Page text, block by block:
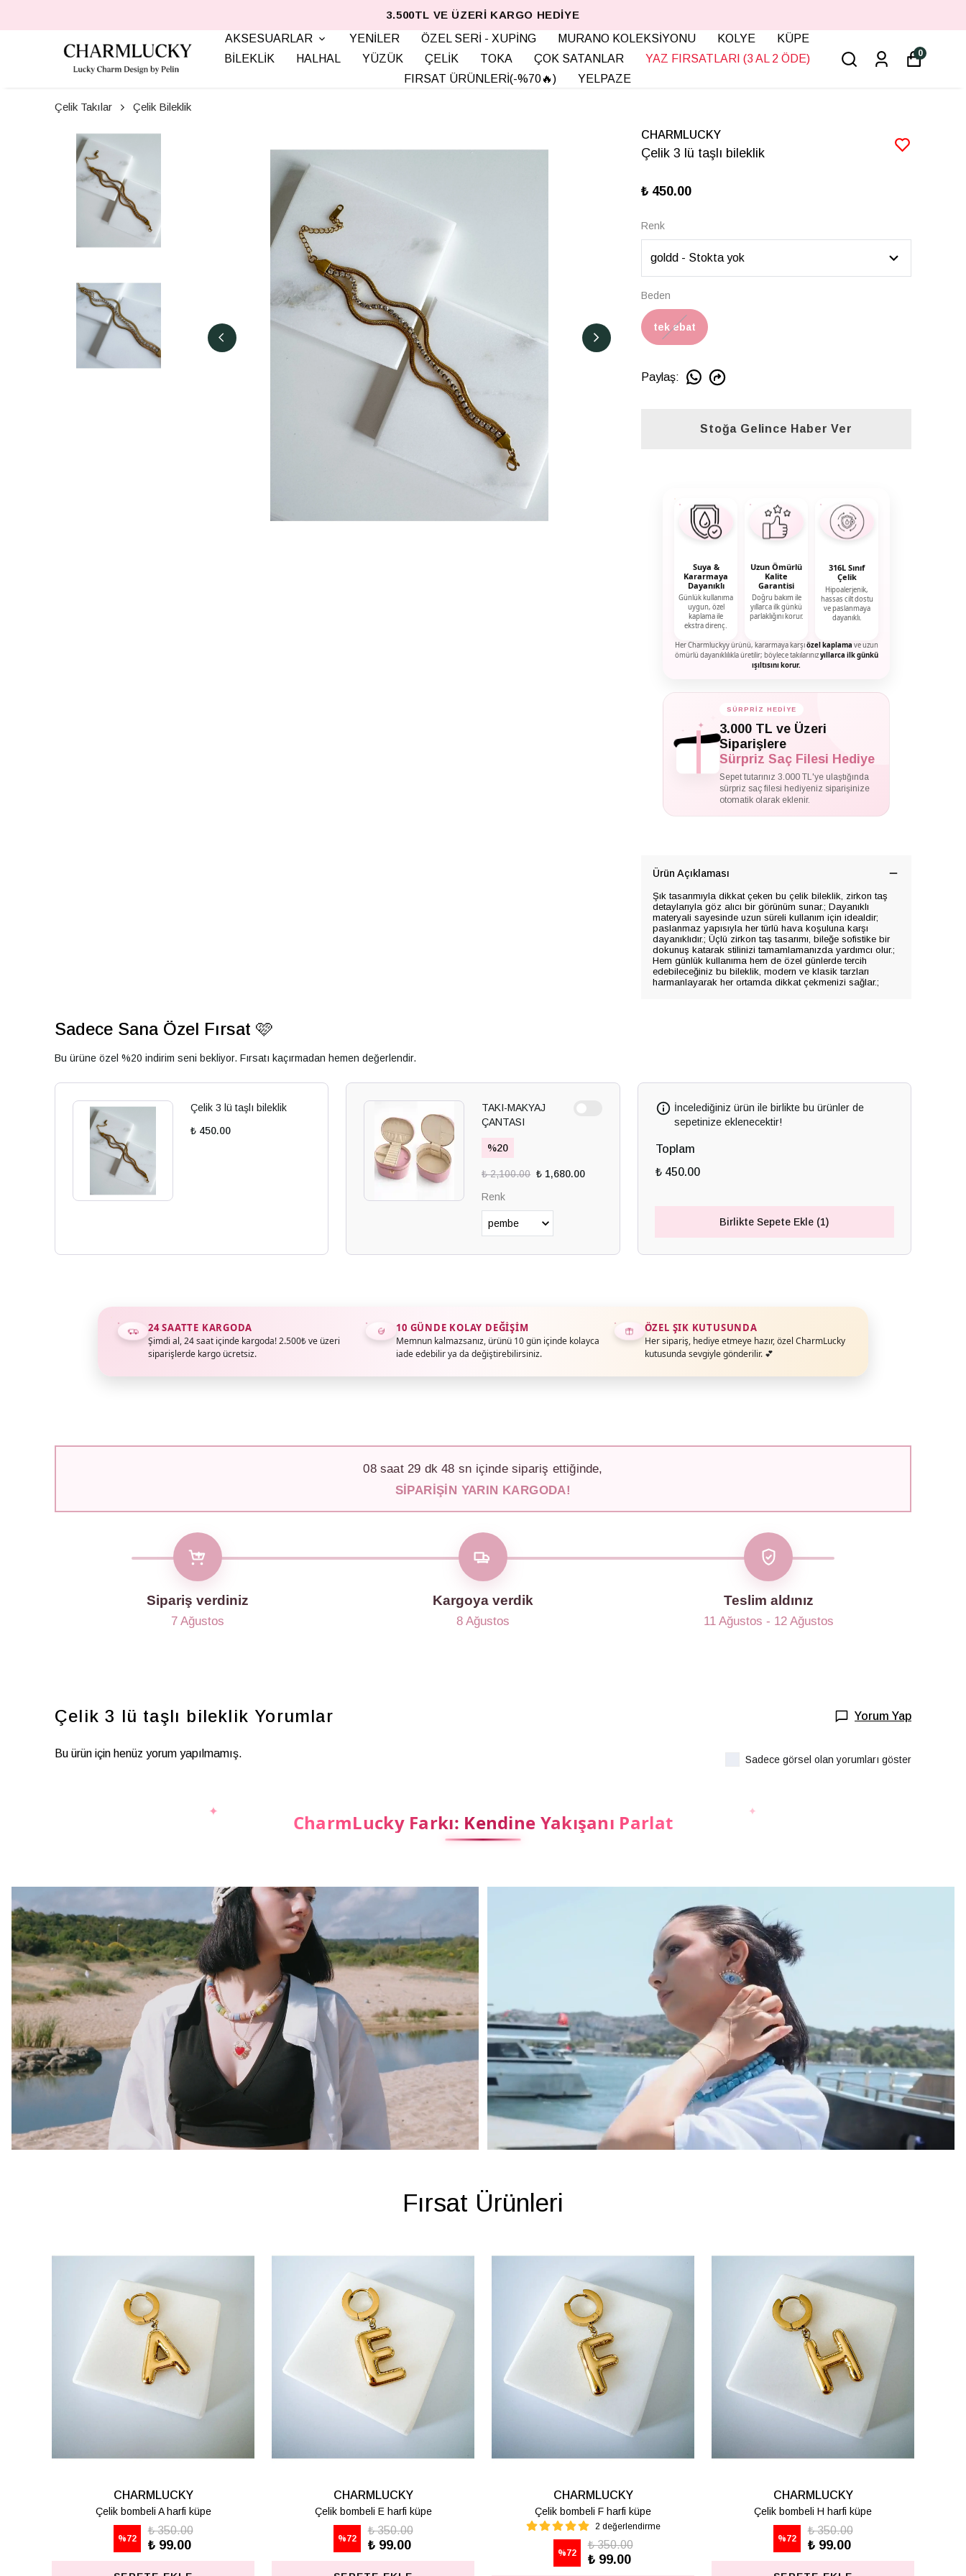
3.500TL VE ÜZERI KARGO HEDIYE
AKSESUARLAR
YENİLER ÖZEL SERİ - XUPİNG MURANO KOLEKSİYONU KOLYE
KÜPE
BİLEKLİK
HALHAL YÜZÜK ÇELİK TOKA ÇOK SATANLAR
YAZ FIRSATLARI (3 AL 2 ÖDE)
FIRSAT ÜRÜNLERİ(-%70🔥)
YELPAZE
0
Çelik Takılar Çelik Bileklik
CHARMLUCKY
Çelik 3 lü taşlı bileklik
₺ 450.00
Renk
Beden
tek ebat
Paylaş:
Stoğa Gelince Haber Ver
Suya &
Kararmaya
Dayanıklı
Günlük kullanıma
uygun, özel
kaplama ile
ekstra direnç.
Uzun Ömürlü
Kalite
Garantisi
Doğru bakım ile
yıllarca ilk günkü
parlaklığını korur.
316L Sınıf
Çelik
Hipoalerjenik,
hassas cilt dostu
ve paslanmaya
dayanıklı.
Her Charmluckyy ürünü, kararmaya karşıözel kaplama ve uzun
ömürlü dayanıklılıkla üretilir; böylece takılarınızyıllarca ilk günkü
ışıltısını korur.
✦
SÜRPRİZ HEDİYE
3.000 TL ve Üzeri
Siparişlere
Sürpriz Saç Filesi Hediye
Sepet tutarınız 3.000 TL'ye ulaştığında
sürpriz saç filesi hediyeniz siparişinize
otomatik olarak eklenir.
Ürün Açıklaması
Şık tasarımıyla dikkat çeken bu çelik bileklik, zirkon taş
detaylarıyla göz alıcı bir görünüm sunar.; Dayanıklı
materyali sayesinde uzun süreli kullanım için idealdir;
paslanmaz yapısıyla her türlü hava koşuluna karşı
dayanıklıdır.; Üçlü zirkon taş tasarımı, bileğe sofistike bir
dokunuş katarak stilinizi tamamlamanızda yardımcı olur.;
Hem günlük kullanıma hem de özel günlerde tercih
edebileceğiniz bu bileklik, modern ve klasik tarzları
harmanlayarak her ortamda dikkat çekmenizi sağlar.;
Sadece Sana Özel Fırsat 🩷
Bu ürüne özel %20 indirim seni bekliyor. Fırsatı kaçırmadan hemen değerlendir.
Çelik 3 lü taşlı bileklik
₺ 450.00
TAKI-MAKYAJ
ÇANTASI
%20
₺ 2,100.00 ₺ 1,680.00
Renk
İncelediğiniz ürün ile birlikte bu ürünler de
sepetinize eklenecektir!
Toplam
₺ 450.00
Birlikte Sepete Ekle (1)
24 SAATTE KARGODA
Şimdi al, 24 saat içinde kargoda! 2.500₺ ve üzeri
siparişlerde kargo ücretsiz.
10 GÜNDE KOLAY DEĞIŞIM
Memnun kalmazsanız, ürünü 10 gün içinde kolayca
iade edebilir ya da değiştirebilirsiniz.
ÖZEL ŞIK KUTUSUNDA
Her sipariş, hediye etmeye hazır, özel CharmLucky
kutusunda sevgiyle gönderilir. 💕
08saat 29 dk44 sn içinde sipariş ettiğinde,
SIPARIŞIN YARIN KARGODA!
Sipariş verdiniz
7 Ağustos
Kargoya verdik
8 Ağustos
Teslim aldınız
11 Ağustos - 12 Ağustos
Çelik 3 lü taşlı bileklik Yorumlar Yorum Yap
Bu ürün için henüz yorum yapılmamış. Sadece görsel olan yorumları göster
CharmLucky Farkı: Kendine Yakışanı Parlat
Fırsat Ürünleri
CHARMLUCKY
Çelik bombeli K harfi küpe
%72
₺ 350.00
₺ 99.00
CHARMLUCKY
Çelik bombeli M harfi lüpe
1 değerlendirme
%72
₺ 350.00
₺ 99.00
CHARMLUCKY
Çelik bombeli S harfi küpe
%72
₺ 350.00
₺ 99.00
CHARMLUCKY
Çelik bombeli T harfi küpe
%72
₺ 350.00
₺ 99.00